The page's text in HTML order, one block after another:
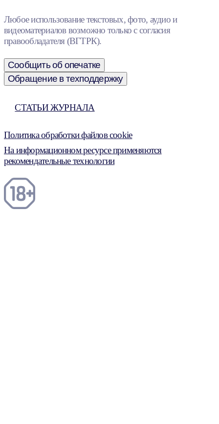
Любое использование текстовых, фото, аудио и
видеоматериалов возможно только с согласия
правообладателя (ВГТРК).
Сообщить об опечатке
Обращение в техподдержку
СТАТЬИ ЖУРНАЛА
Политика обработки файлов cookie
На информационном ресурсе применяются
рекомендательные технологии